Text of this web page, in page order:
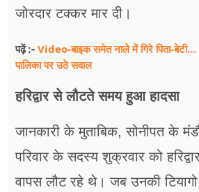
जोरदार टक्कर मार दी।
पढ़ें :- Video-बाइक समेत नाले में गिरे पिता-बेटी…
पालिका पर उठे सवाल
हरिद्वार से लौटते समय हुआ हादसा
जानकारी के मुताबिक, सोनीपत के
परिवार के सदस्य शुक्रवार को
वापस लौट रहे थे। जब उनकी